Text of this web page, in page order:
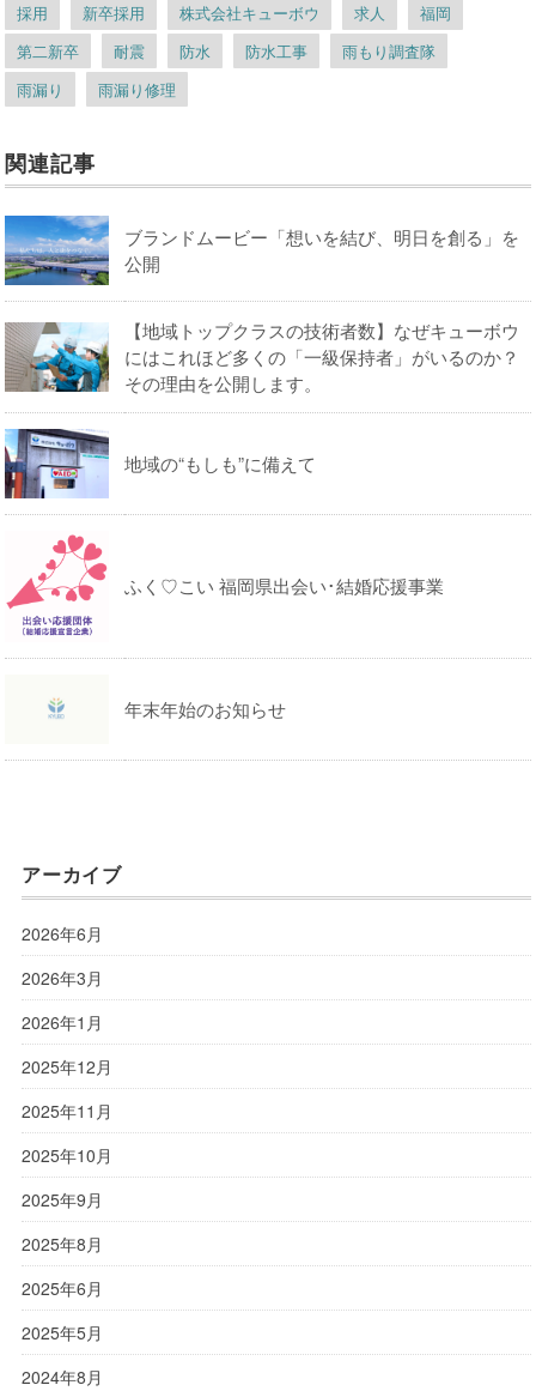
採用
新卒採用 株式会社キューボウ 求人
福岡
第二新卒
耐震 防水 防水工事
雨もり調査隊
雨漏り
雨漏り修理
関連記事
ブランドムービー「想いを結び、明日を創る」を
公開
【地域トップクラスの技術者数】なぜキューボウ
にはこれほど多くの「一級保持者」がいるのか？
その理由を公開します。
地域の“もしも”に備えて
ふく♡こい 福岡県出会い･結婚応援事業
年末年始のお知らせ
アーカイブ
2026年6月
2026年3月
2026年1月
2025年12月
2025年11月
2025年10月
2025年9月
2025年8月
2025年6月
2025年5月
2024年8月